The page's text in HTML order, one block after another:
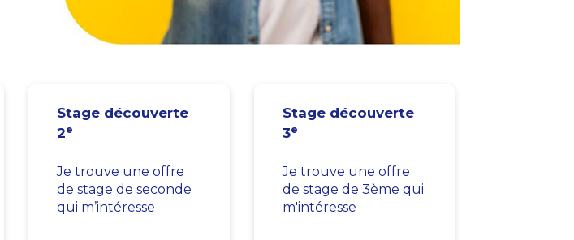
Stage découverte
2e
Je trouve une offre
de stage de seconde
qui m’intéresse
Stage découverte
3e
Je trouve une offre
de stage de 3ème qui
m'intéresse